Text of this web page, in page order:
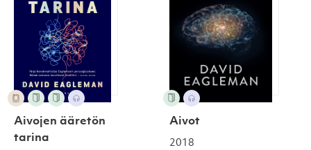
Aivojen ääretön
tarina
Aivot
2018